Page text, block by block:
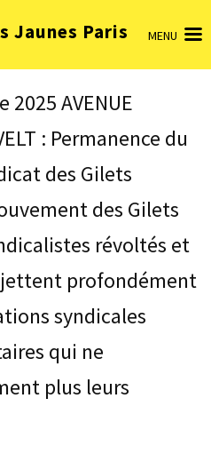
Jaunes Paris MENU
AVENUE
: Permanence du
des Gilets
des Gilets
révoltés et
profondément
syndicales
qui ne
plus leurs